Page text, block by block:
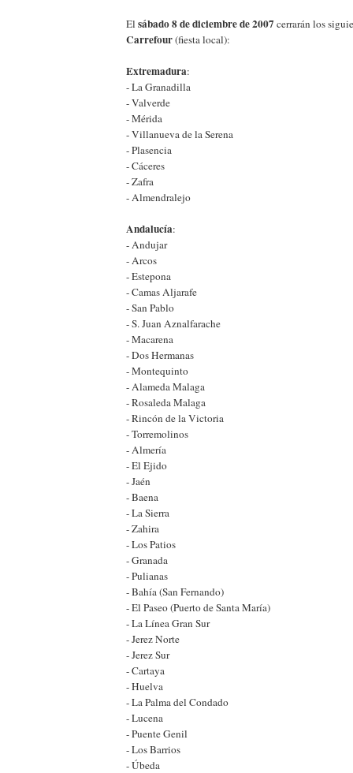
El sábado 8 de diciembre de 2007cerrarán los
Carrefour(fiesta local):
Extremadura:
- La Granadilla
- Valverde
- Mérida
- Villanueva de la Serena
- Plasencia
- Cáceres
- Zafra
- Almendralejo
Andalucía:
- Andujar
- Arcos
- Estepona
- Camas Aljarafe
- San Pablo
- S. Juan Aznalfarache
- Macarena
- Dos Hermanas
- Montequinto
- Alameda Malaga
- Rosaleda Malaga
- Rincón de la Victoria
- Torremolinos
- Almería
- El Ejido
- Jaén
- Baena
- La Sierra
- Zahira
- Los Patios
- Granada
- Pulianas
- Bahía (San Fernando)
- El Paseo (Puerto de Santa María)
- La Línea Gran Sur
- Jerez Norte
- Jerez Sur
- Cartaya
- Huelva
- La Palma del Condado
- Lucena
- Puente Genil
- Los Barrios
- Úbeda